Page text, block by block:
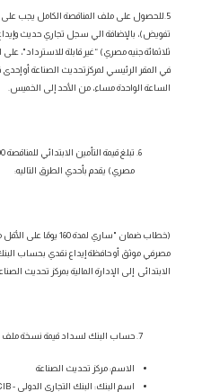
5.للحصول على ملف المناقصة الكامل يجب
تفويض)، بالإضافة الي سجل تجاري حديث وإيداع
ثلاثمائةجنيهمصري) “غير قابلة للاسترداد"، على
في المقر الرئيسي لمركزتحديث الصناعة أو إحدى
الساعة الواحدة مساء، من الأحد إلى الخميس.
تبلغ قيمة التأمين الابتدائي للمناقصة
مصري) يقدم بأحدي الطرق التاليه:
(خطاب ضمان "ساري
مصرفي موثق أو حافظة إيداع نقدي بحساب
الابتدائى إلى الإدارة المالية بمركز تحديث
حساب البنك لسداد قيمة نسخة ملف
الاسم: مركز تحديث الصناعة
اسم البنك: البنك التجاري الدولي - CIB